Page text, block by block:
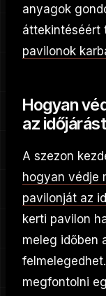
anyagok
áttekintéséért
pavilonok
Hogyan
az
A szezon
hogyan védje
pavilonját az
kerti pavilon
meleg időben
megfontolni